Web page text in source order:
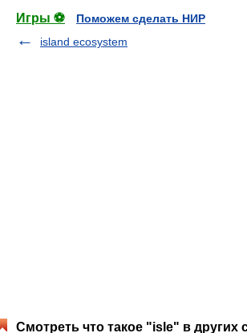
Игры ⚽
Поможем сделать НИР
island ecosystem
Смотреть что такое "isle" в других